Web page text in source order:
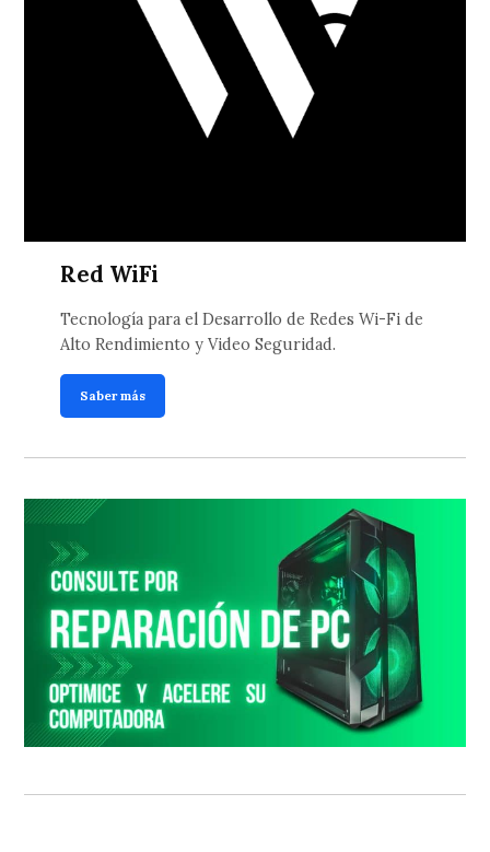
Red WiFi
Tecnología para el Desarrollo de Redes Wi-Fi de
Alto Rendimiento y Video Seguridad.
Saber más